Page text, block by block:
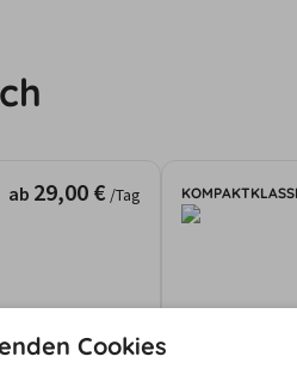
ab 29,00 € /Tag
Cookies